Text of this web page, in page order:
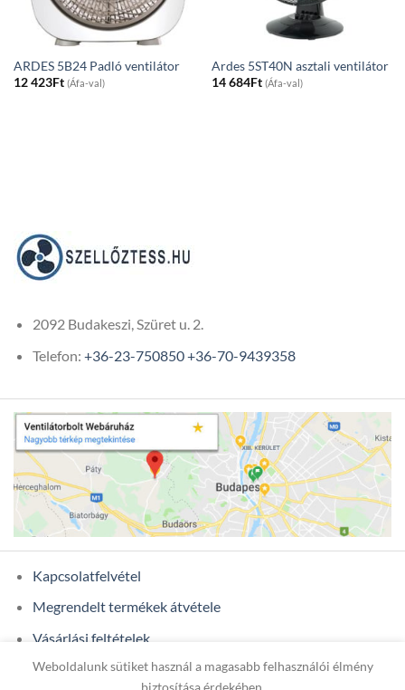
ARDES 5B24 Padló ventilátor
12 423Ft (Áfa-val)
Ardes 5ST40N asztali ventilátor
14 684Ft (Áfa-val)
2092 Budakeszi, Szüret u. 2.
Telefon: +36-23-750850+36-70-9439358
Kapcsolatfelvétel
Megrendelt termékek átvétele
Vásárlási feltételek
Ügyfél adatok
Weboldalunk sütiket használ a magasabb felhasználói élmény
biztosítása érdekében.